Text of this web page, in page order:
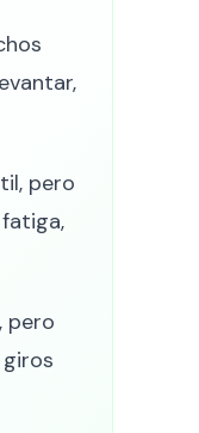
pero
pero